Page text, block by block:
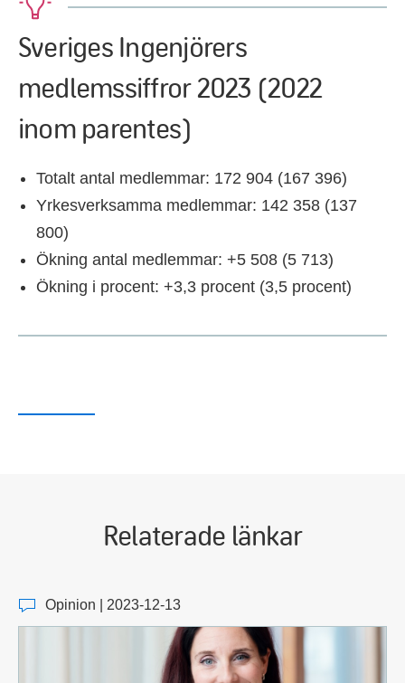
Sveriges Ingenjörers
medlemssiffror 2023 (2022
inom parentes)
Totalt antal medlemmar: 172 904 (167 396)
Yrkesverksamma medlemmar: 142 358 (137
800)
Ökning antal medlemmar: +5 508 (5 713)
Ökning i procent: +3,3 procent (3,5 procent)
Relaterade länkar
Opinion | 2023-12-13